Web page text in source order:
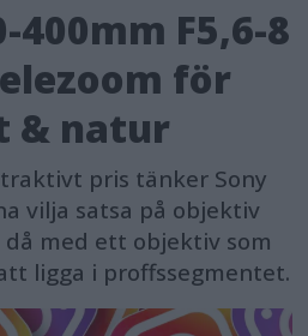
400mm F5,6-8
för
& natur
pris tänker Sony
vilja satsa på objektiv
med ett objektiv som
ligga i proffssegmentet.